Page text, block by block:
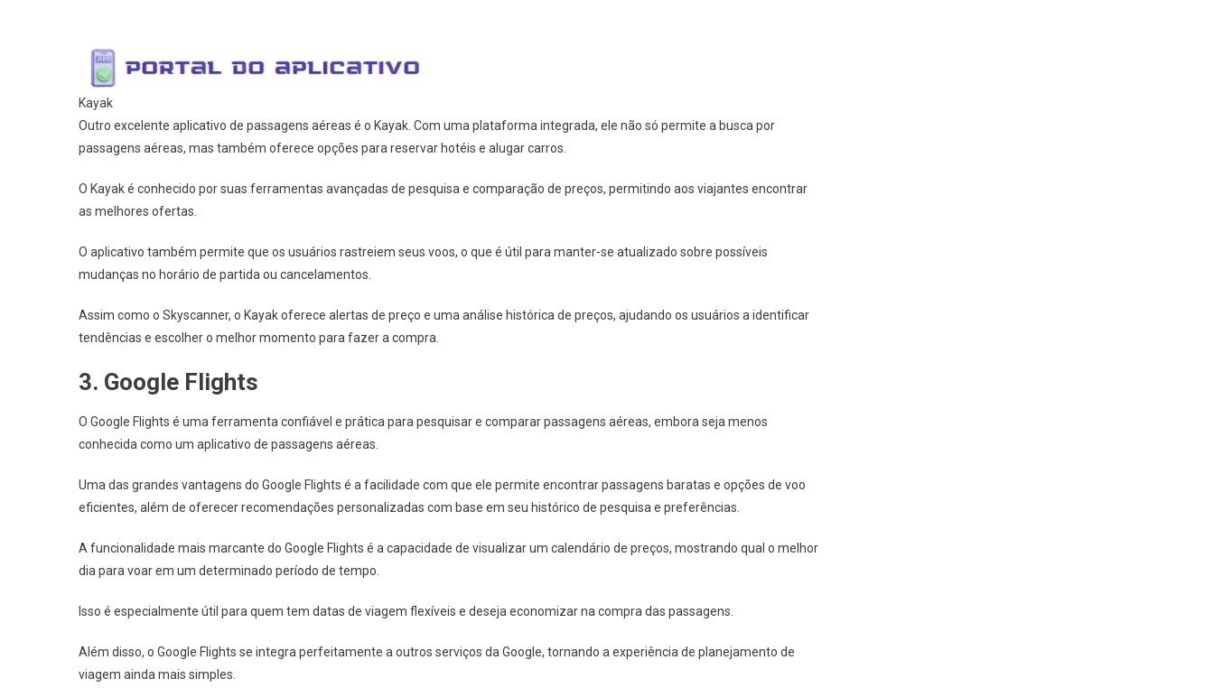
Kayak
Outro excelente aplicativo de passagens aéreas é o Kayak. Com uma plataforma integrada, ele não só permite a busca por
passagens aéreas, mas também oferece opções para reservar hotéis e alugar carros.
O Kayak é conhecido por suas ferramentas avançadas de pesquisa e comparação de preços, permitindo aos viajantes encontrar
as melhores ofertas.
O aplicativo também permite que os usuários rastreiem seus voos, o que é útil para manter-se atualizado sobre possíveis
mudanças no horário de partida ou cancelamentos.
Assim como o Skyscanner, o Kayak oferece alertas de preço e uma análise histórica de preços, ajudando os usuários a identificar
tendências e escolher o melhor momento para fazer a compra.
3. Google Flights
O Google Flights é uma ferramenta confiável e prática para pesquisar e comparar passagens aéreas, embora seja menos
conhecida como um aplicativo de passagens aéreas.
Uma das grandes vantagens do Google Flights é a facilidade com que ele permite encontrar passagens baratas e opções de voo
eficientes, além de oferecer recomendações personalizadas com base em seu histórico de pesquisa e preferências.
A funcionalidade mais marcante do Google Flights é a capacidade de visualizar um calendário de preços, mostrando qual o melhor
dia para voar em um determinado período de tempo.
Isso é especialmente útil para quem tem datas de viagem flexíveis e deseja economizar na compra das passagens.
Além disso, o Google Flights se integra perfeitamente a outros serviços da Google, tornando a experiência de planejamento de
viagem ainda mais simples.